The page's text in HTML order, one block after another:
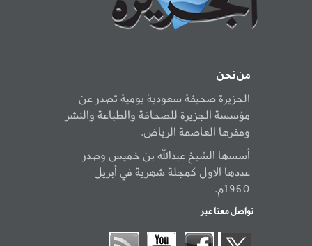
من نحن
الجزيرة صحيفة سعودية يومية تصدر عن
مؤسسة الجزيرة للصحافة والطباعة والنشر
ومقرها العاصمة الرياض.
أسسها الشيخ عبدالله بن خميس وصدر
عددها الاول كمجلة شهرية في أبريل
1960م.
تواصل معنا عبر